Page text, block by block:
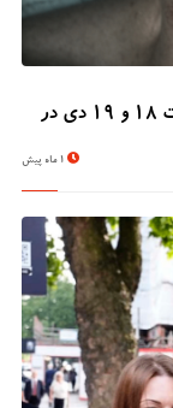
«۷۷ ساعت» روی پرده سینما؛ روایتی از اعتراضات ۱۸ و ۱۹ دی در